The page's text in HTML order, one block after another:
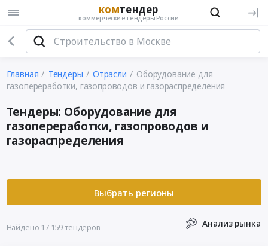
комтендер
коммерческие тендеры России
Главная Тендеры Отрасли
Оборудование для
газопереработки, газопроводов и газораспределения
Тендеры: Оборудование для
газопереработки, газопроводов и
газораспределения
Найдено 17 159 тендеров Анализ рынка